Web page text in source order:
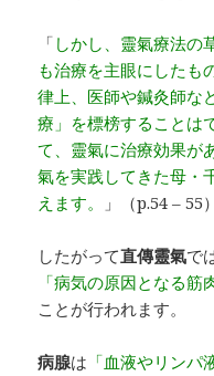
「 しかし、靈氣療法の
も治療を主眼にしたも
律上、医師や鍼灸師な
療」を標榜することは
て、靈氣に治療効果が
氣を実践してきた母・
えます。
」（p.54 – 55）
したがって直傳靈氣で
「病気の原因となる筋
ことが行われます。
病腺は 「血液やリンパ